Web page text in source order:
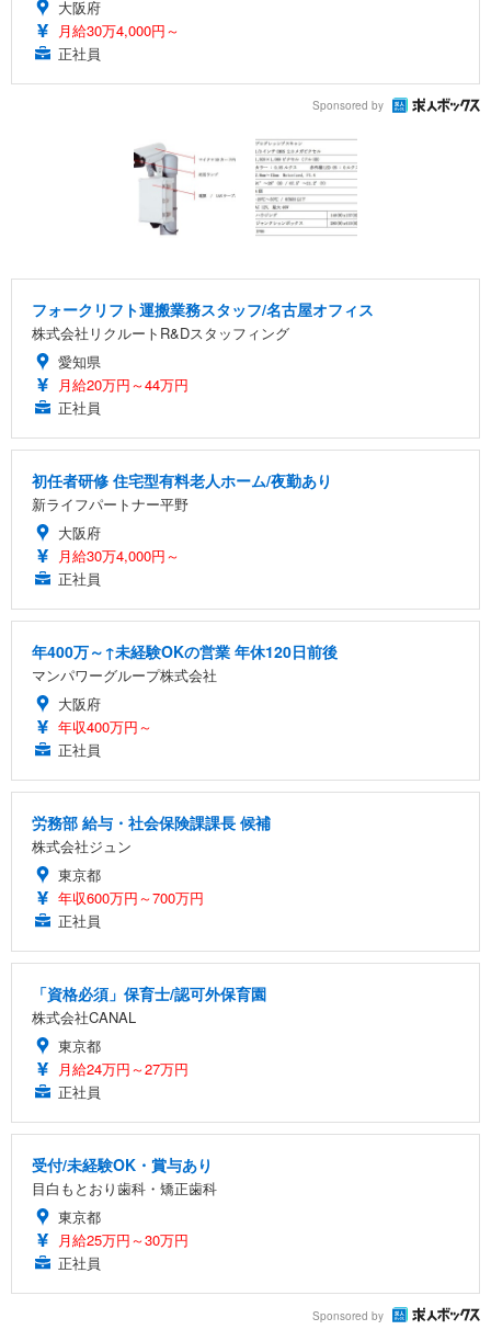
大阪府
月給30万4,000円～
正社員
Sponsored by
フォークリフト運搬業務スタッフ/名古屋オフィス
株式会社リクルートR&Dスタッフィング
愛知県
月給20万円～44万円
正社員
初任者研修 住宅型有料老人ホーム/夜勤あり
新ライフパートナー平野
大阪府
月給30万4,000円～
正社員
年400万～↑未経験OKの営業 年休120日前後
マンパワーグループ株式会社
大阪府
年収400万円～
正社員
労務部 給与・社会保険課課長 候補
株式会社ジュン
東京都
年収600万円～700万円
正社員
「資格必須」保育士/認可外保育園
株式会社CANAL
東京都
月給24万円～27万円
正社員
受付/未経験OK・賞与あり
目白もとおり歯科・矯正歯科
東京都
月給25万円～30万円
正社員
Sponsored by